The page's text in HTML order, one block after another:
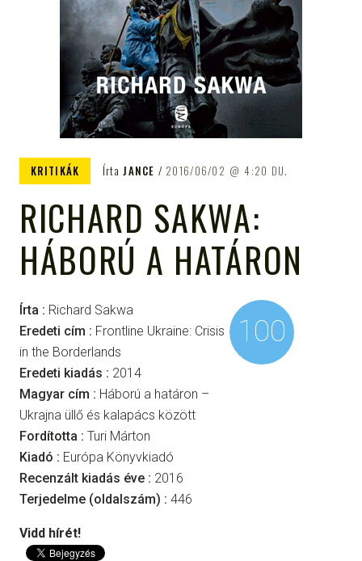
KRITIKÁK ÍrtaJANCE 2016/06/02 4:20 DU.
RICHARD SAKWA:
HÁBORÚ A HATÁRON
Írta : Richard Sakwa
Eredeti cím : Frontline Ukraine: Crisis
in the Borderlands
Eredeti kiadás : 2014
Magyar cím : Háború a határon –
Ukrajna üllő és kalapács között
Fordította : Turi Márton
Kiadó : Európa Könyvkiadó
Recenzált kiadás éve : 2016
Terjedelme (oldalszám) : 446
100
Vidd hírét!